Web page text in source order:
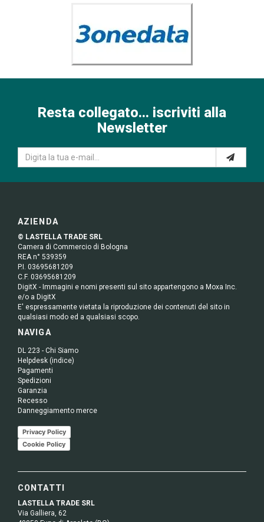
Resta collegato... iscriviti alla
Newsletter
AZIENDA
© LASTELLA TRADE SRL
Camera di Commercio di Bologna
REA n° 539359
P.I. 03695681209
C.F. 03695681209
DigitX - Immagini e nomi presenti sul sito appartengono a Moxa Inc.
e/o a DigitX
E' espressamente vietata la riproduzione dei contenuti del sito in
qualsiasi modo ed a qualsiasi scopo.
NAVIGA
DL 223 - Chi Siamo
Helpdesk (indice)
Pagamenti
Spedizioni
Garanzia
Recesso
Danneggiamento merce
Privacy Policy
Cookie Policy
CONTATTI
LASTELLA TRADE SRL
Via Galliera, 62